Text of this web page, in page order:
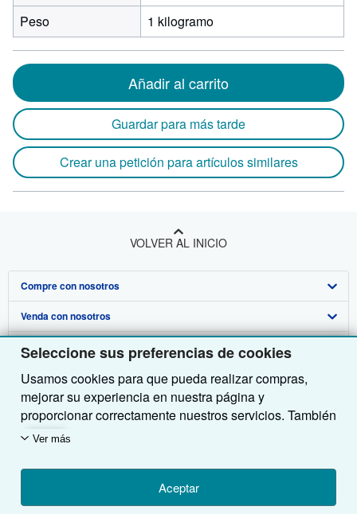
Seleccione sus preferencias de cookies
Usamos cookies para que pueda realizar compras,
mejorar su experiencia en nuestra página y
proporcionar correctamente nuestros servicios. También
utilizamos cookies para comprender el modo en que los
midiendo las visitas al sitio) y así poder realizar
mejoras. Si está de acuerdo, también utilizaremos
cookies de terceros para mostrar contenido relevante
Ver más
Aceptar
Peso
1 kilogramo
Añadir al carrito
Guardar para más tarde
Crear una petición para artículos similares
VOLVER AL INICIO
Compre con nosotros
Búsqueda avanzada
Colecciones
Mi cuenta
Mis pedidos
Ver carrito
Venda con nosotros
Comenzar a vender
Únase a nuestro programa de afiliados
Recomiende un vendedor
Sobre nosotros
Sobre IberLibro
Medios
Empleo
Política de Privacidad
Obtener Ayuda
Preguntas frecuentes y guías
Atención al Cliente
Otras compañías de AbeBooks
AbeBooks.com
AbeBooks.co.uk
Siga a IberLibro